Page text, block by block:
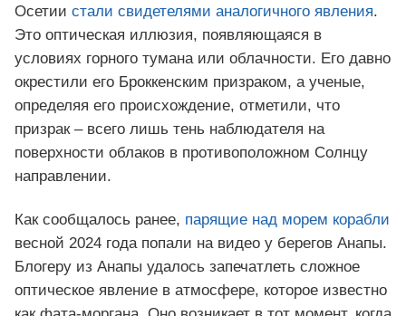
Осетии стали свидетелями аналогичного явления.
Это оптическая иллюзия, появляющаяся в
условиях горного тумана или облачности. Его давно
окрестили его Броккенским призраком, а ученые,
определяя его происхождение, отметили, что
призрак – всего лишь тень наблюдателя на
поверхности облаков в противоположном Солнцу
направлении.
Как сообщалось ранее, парящие над морем корабли
весной 2024 года попали на видео у берегов Анапы.
Блогеру из Анапы удалось запечатлеть сложное
оптическое явление в атмосфере, которое известно